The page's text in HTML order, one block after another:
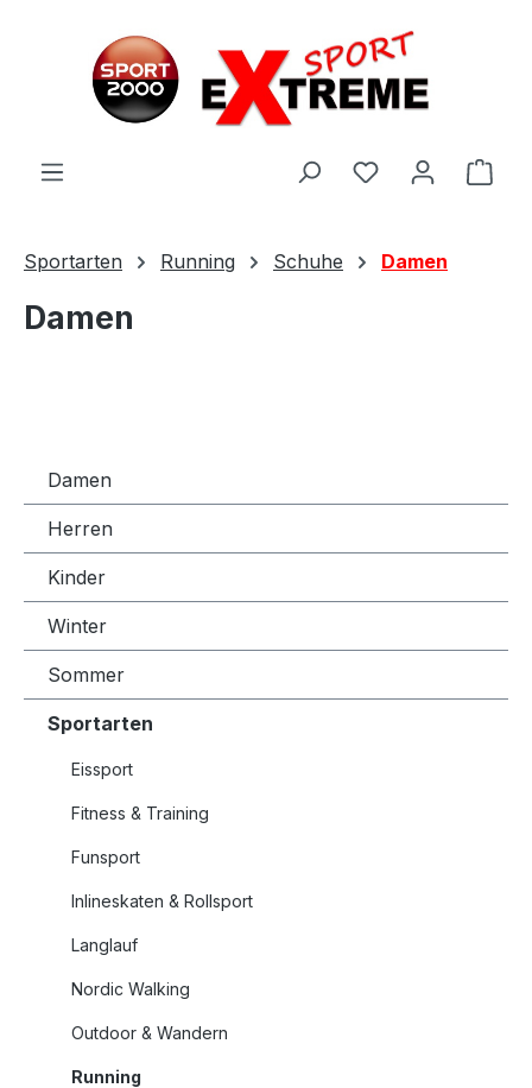
Sportarten Running Schuhe Damen
Damen
Damen
Herren
Kinder
Winter
Sommer
Sportarten
Eissport
Fitness & Training
Funsport
Inlineskaten & Rollsport
Langlauf
Nordic Walking
Outdoor & Wandern
Running